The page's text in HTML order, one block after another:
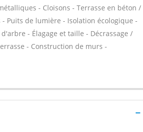
- Cloisons - Terrasse en béton /
- Puits de lumière - Isolation écologique -
- Élagage et taille - Décrassage /
- Construction de murs -